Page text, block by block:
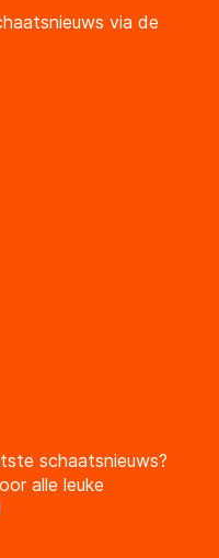
via de
schaatsnieuws?
alle leuke